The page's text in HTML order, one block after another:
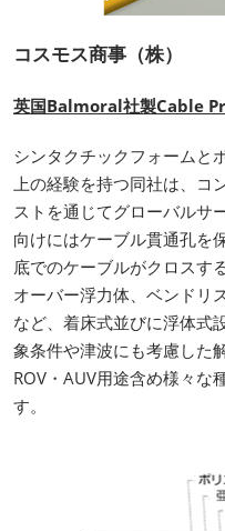
コスモス商事（株）
英国Balmoral社製Cable
シンタクチックフォームと
上の経験を持つ同社は、コ
ストを通じてグローバルサ
向けにはケーブル貫通孔を
底でのケーブルがクロスす
オーバー浮力体、ベンドリ
など、着床式並びに浮体式
象条件や津波にも考慮した
ROV・AUV用途含め様々な
す。